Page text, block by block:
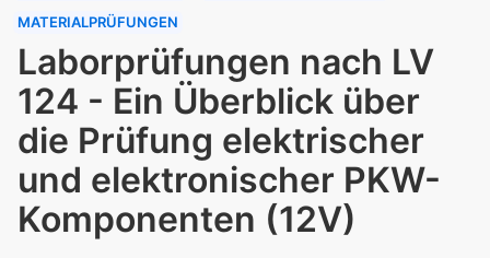
MATERIALPRÜFUNGEN
Laborprüfungen nach LV
124 - Ein Überblick über
die Prüfung elektrischer
und elektronischer PKW-
Komponenten (12V)